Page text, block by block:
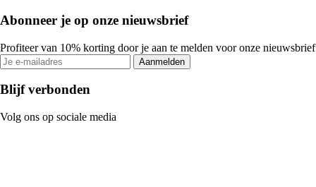
Abonneer je op onze nieuwsbrief
Profiteer van 10% korting door je aan te melden voor onze nieuwsbrief
Aanmelden
Blijf verbonden
Volg ons op sociale media